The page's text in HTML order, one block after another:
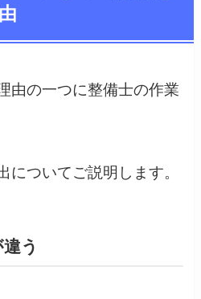
由の一つに整備士の作業
についてご説明します。
う